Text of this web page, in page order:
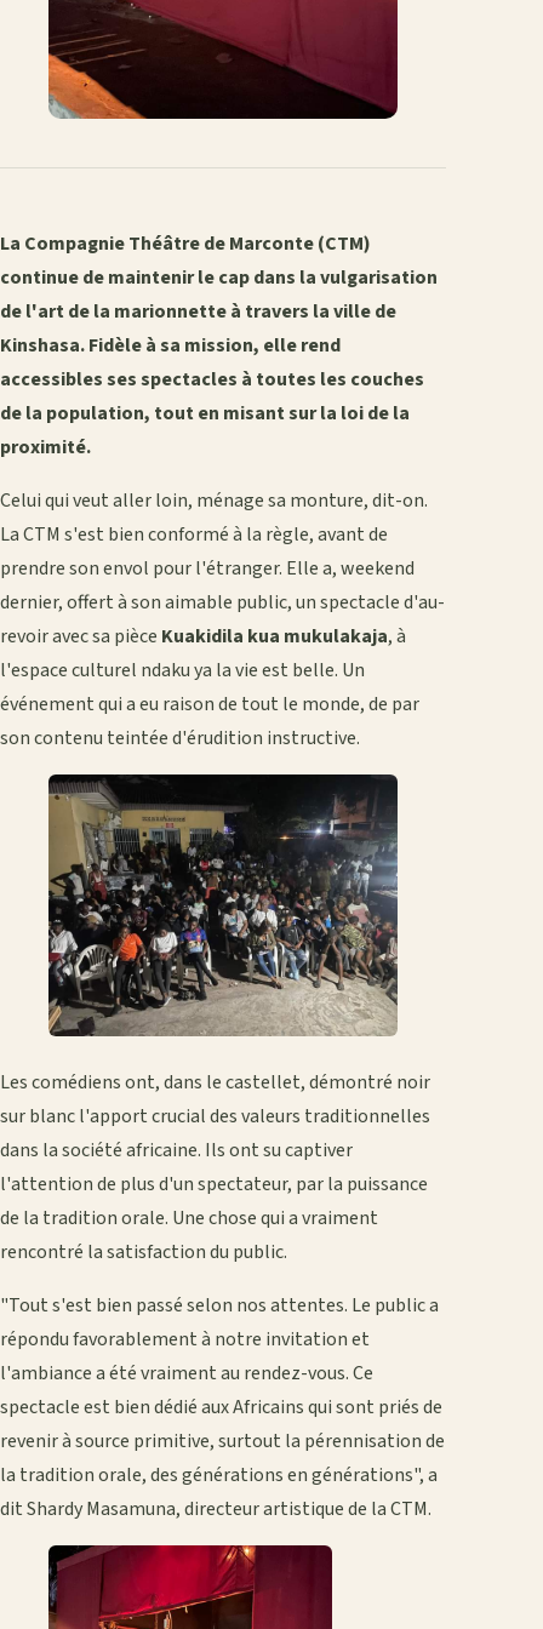
La Compagnie Théâtre de Marconte (CTM)
continue de maintenir le cap dans la vulgarisation
de l'art de la marionnette à travers la ville de
Kinshasa. Fidèle à sa mission, elle rend
accessibles ses spectacles à toutes les couches
de la population, tout en misant sur la loi de la
proximité.
Celui qui veut aller loin, ménage sa monture, dit-on.
La CTM s'est bien conformé à la règle, avant de
prendre son envol pour l'étranger. Elle a, weekend
dernier, offert à son aimable public, un spectacle d'au-
revoir avec sa pièce Kuakidila kua mukulakaja, à
l'espace culturel ndaku ya la vie est belle. Un
événement qui a eu raison de tout le monde, de par
son contenu teintée d'érudition instructive.
Les comédiens ont, dans le castellet, démontré noir
sur blanc l'apport crucial des valeurs traditionnelles
dans la société africaine. Ils ont su captiver
l'attention de plus d'un spectateur, par la puissance
de la tradition orale. Une chose qui a vraiment
rencontré la satisfaction du public.
"Tout s'est bien passé selon nos attentes. Le public a
répondu favorablement à notre invitation et
l'ambiance a été vraiment au rendez-vous. Ce
spectacle est bien dédié aux Africains qui sont priés de
revenir à source primitive, surtout la pérennisation de
la tradition orale, des générations en générations", a
dit Shardy Masamuna, directeur artistique de la CTM.